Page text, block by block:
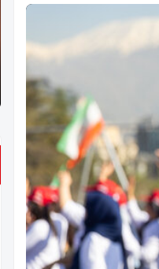
تجهیزات تخصصی وزنه‌برداری